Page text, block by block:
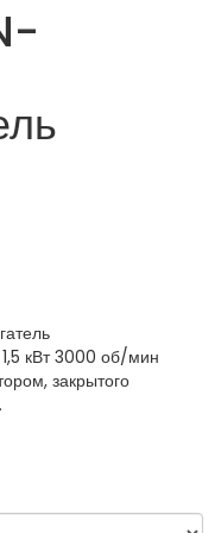
кВт 3000 об/мин
закрытого